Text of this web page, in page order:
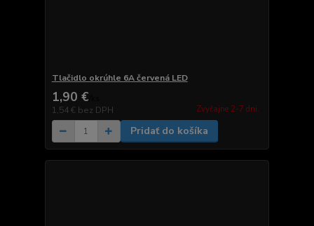
Tlačidlo okrúhle 6A červená LED
1,90 €
1,54 € bez DPH Zvyčajne 2-7 dni.
Pridať do košíka